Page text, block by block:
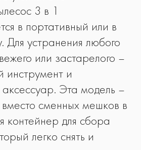
3 в 1
в портативный или в
Для устранения любого
или застарелого –
инструмент и
аксессуар. Эта модель –
сменных мешков в
контейнер для сбора
легко снять и